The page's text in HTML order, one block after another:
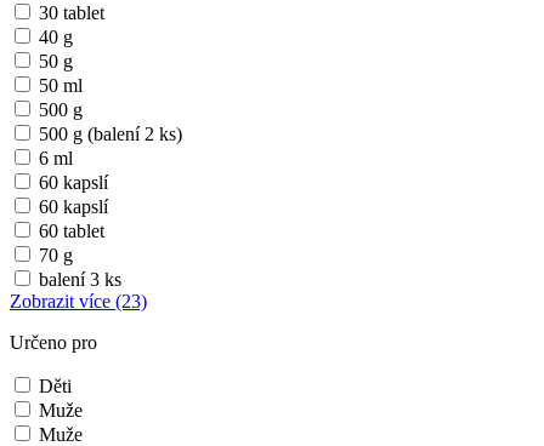
30 tablet
40 g
50 g
50 ml
500 g
500 g (balení 2 ks)
6 ml
60 kapslí
60 kapslí
60 tablet
70 g
balení 3 ks
Zobrazit více (23)
Určeno pro
Děti
Muže
Muže